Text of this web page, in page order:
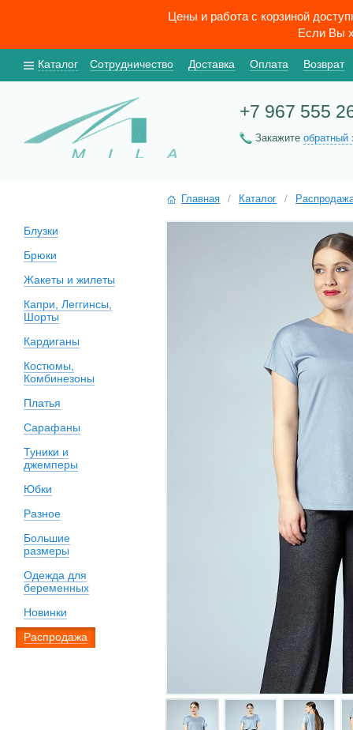
Цены и работа с корзиной
Если Вы
Каталог Сотрудничество Доставка Оплата Возврат
+7 967 555
Закажите обратный
Блузки
Брюки
Жакеты и жилеты
Капри, Леггинсы,
Шорты
Кардиганы
Костюмы,
Комбинезоны
Платья
Сарафаны
Туники и
джемперы
Юбки
Разное
Большие
размеры
Одежда для
беременных
Новинки
Распродажа
Главная / Каталог /